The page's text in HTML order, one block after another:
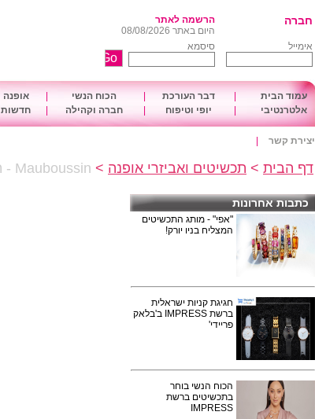
חברה
הרשמה לאתר
היום באתר 08/08/2026
אימייל
סיסמא
עמוד הבית דבר העורכת הכוח הנשי אופנה
אלטרנטיבי
יופי וטיפוח חברה וקהילה חדשות
יצירת קשר
דף הבית > תכשיטים ואביזרי אופנה > Mauboussin - תכשיט לכל החיים!
כתבות אחרונות
"אפי" - מותג התכשיטים
המצליח בניו יורק!
חגיגת קניות ישראלית
ברשת IMPRESS ב'בלאק
פריידי'
הכוח הנשי בוחר
בתכשיטים ברשת
IMPRESS